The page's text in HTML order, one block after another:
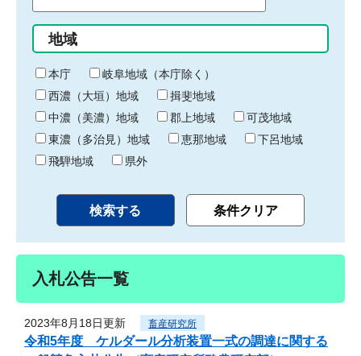
始
り
間
終
わ
り
地域
本庁
岐阜地域（本庁除く）
西濃（大垣）地域
揖斐地域
中濃（美濃）地域
郡上地域
可茂地域
東濃（多治見）地域
恵那地域
下呂地域
飛騨地域
県外
入札公告一覧
2023年8月18日更新 畜産研究所
令和5年度 ケルダール分析装置一式の調達に関する